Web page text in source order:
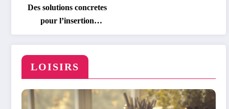
Des solutions concretes
pour l’insertion
professionnelle des
personnes handicapees
LOISIRS